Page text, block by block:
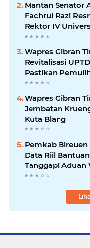
Mantan Senator
Fachrul Razi
Rektor IV
Kartamulia
Wapres Gibran
Revitalisasi
Pastikan
Pascabencana
Wapres Gibran
Jembatan
Kuta Blang
Pemkab Bireuen
Data Riil
Tanggapi Aduan
Wapres